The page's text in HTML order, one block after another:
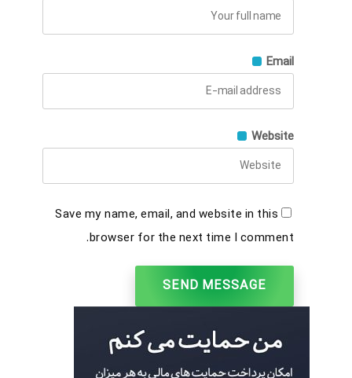
Email
Website
Save my name, email, and website in this
browser for the next time I comment.